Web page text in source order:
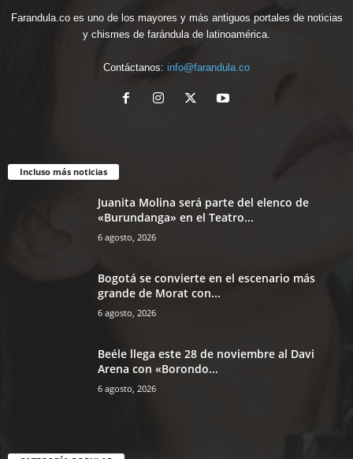
Farandula.co es uno de los mayores y más antiguos portales de noticias
y chismes de farándula de latinoamérica.
Contáctanos: info@farandula.co
Incluso más noticias
Juanita Molina será parte del elenco de
«Burundanga» en el Teatro...
6 agosto, 2026
Bogotá se convierte en el escenario más
grande de Morat con...
6 agosto, 2026
Beéle llega este 28 de noviembre al Davi
Arena con «Borondo...
6 agosto, 2026